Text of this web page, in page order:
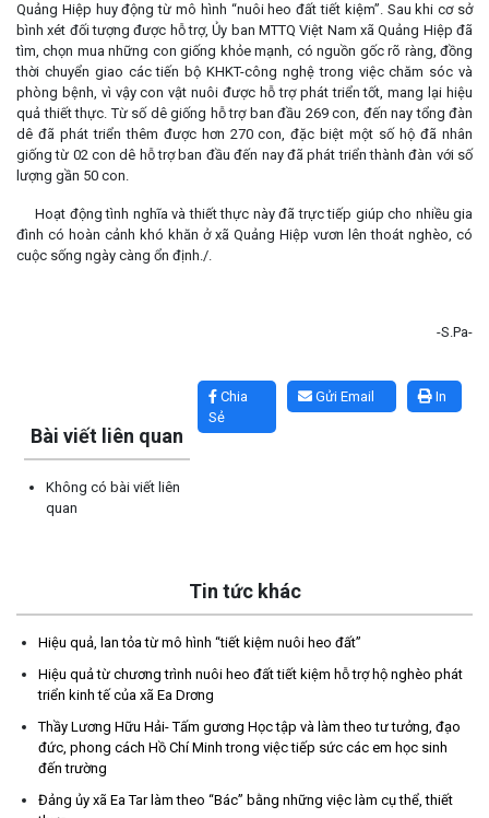
Quảng Hiệp huy động từ mô hình “nuôi heo đất tiết kiệm”. Sau khi cơ sở
bình xét đối tượng được hỗ trợ, Ủy ban MTTQ Việt Nam xã Quảng Hiệp đã
tìm, chọn mua những con giống khỏe mạnh, có nguồn gốc rõ ràng, đồng
thời chuyển giao các tiến bộ KHKT-công nghệ trong việc chăm sóc và
phòng bệnh, vì vậy con vật nuôi được hỗ trợ phát triển tốt, mang lại hiệu
quả thiết thực. Từ số dê giống hỗ trợ ban đầu 269 con, đến nay tổng đàn
dê đã phát triển thêm được hơn 270 con, đặc biệt một số hộ đã nhân
giống từ 02 con dê hỗ trợ ban đầu đến nay đã phát triển thành đàn với số
lượng gần 50 con.
Hoạt động tình nghĩa và thiết thực này đã trực tiếp giúp cho nhiều gia
đình có hoàn cảnh khó khăn ở xã Quảng Hiệp vươn lên thoát nghèo, có
cuộc sống ngày càng ổn định./.
-S.Pa-
In
Gửi Email
Chia
Sẻ
Bài viết liên quan
Không có bài viết liên
quan
Tin tức khác
Hiệu quả, lan tỏa từ mô hình “tiết kiệm nuôi heo đất”
Hiệu quả từ chương trình nuôi heo đất tiết kiệm hỗ trợ hộ nghèo phát
triển kinh tế của xã Ea Drơng
Thầy Lương Hữu Hải- Tấm gương Học tập và làm theo tư tưởng, đạo
đức, phong cách Hồ Chí Minh trong việc tiếp sức các em học sinh
đến trường
Đảng ủy xã Ea Tar làm theo “Bác” bằng những việc làm cụ thể, thiết
TRIỂN KHAI, GIAO NHIỆM VỤ TÌM KIẾM, QUY TẬP VÀ XÁC ĐỊNH
(27/07/2026)
HỘI LIÊN HIỆP PHỤ NỮ XÃ THĂM, TẶNG QUÀ CÁC GIA ĐÌNH
CHÍNH SÁCH NHÂN NGÀY THƯƠNG BINH - LIỆT SĨ 27/7